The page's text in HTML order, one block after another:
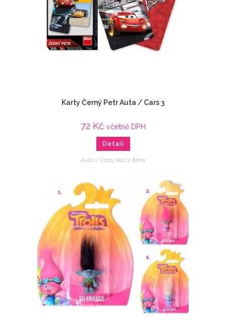
Karty Černý Petr Auta / Cars 3
72 Kč včetně DPH
Detail
Auta / Cars Veci z filmu